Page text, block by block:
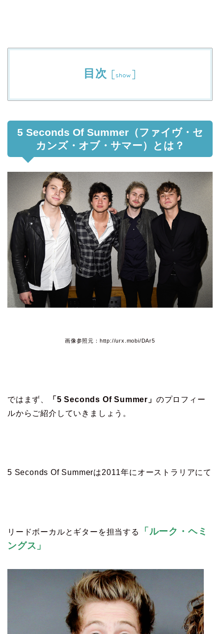
目次 [show ]
5 Seconds Of Summer（ファイヴ・セ
カンズ・オブ・サマー）とは？
画像参照元：http://urx.mobi/DAr5
ではまず、 「5 Seconds Of Summer」 のプロフィー
ルからご紹介していきましょう。
5 Seconds Of Summerは2011年にオーストラリアにて
リードボーカルとギターを担当する
「ルーク・ヘミ
ングス」